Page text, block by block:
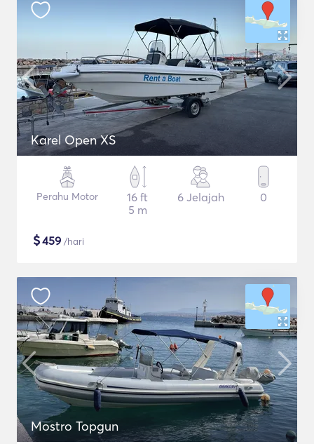
Karel Open XS
Perahu Motor
16 ft
5 m
6 Jelajah 0
$459 /hari
Mostro Topgun